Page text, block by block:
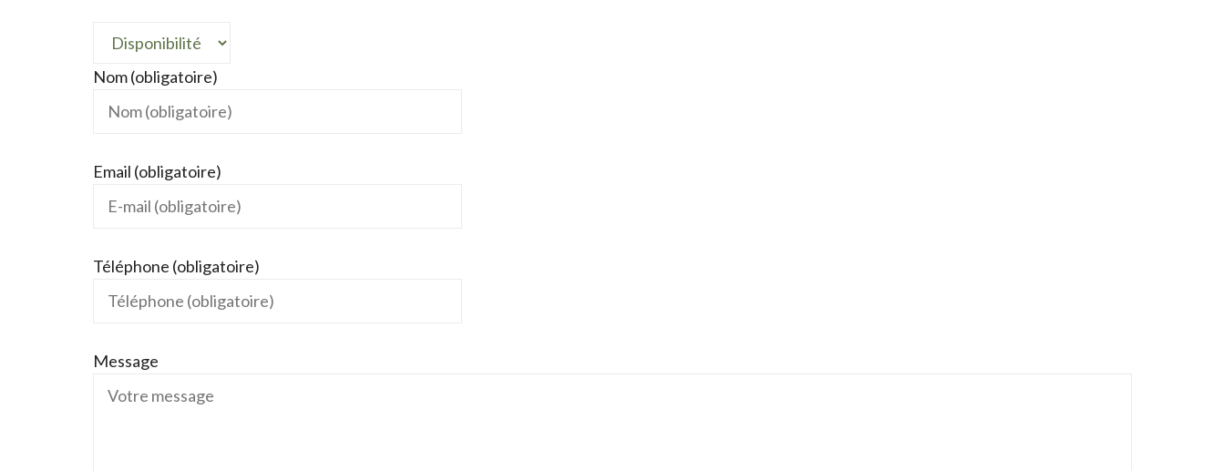
Nom (obligatoire)
Email (obligatoire)
Téléphone (obligatoire)
Message